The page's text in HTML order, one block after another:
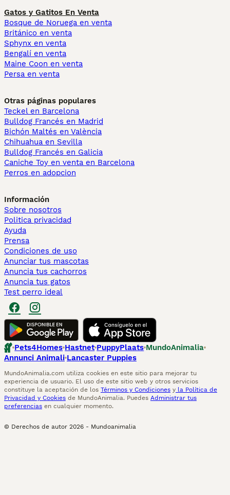
Gatos y Gatitos En Venta
Bosque de Noruega en venta
Británico en venta
Sphynx en venta
Bengalí en venta
Maine Coon en venta
Persa en venta
Otras páginas populares
Teckel en Barcelona
Bulldog Francés en Madrid
Bichón Maltés en València
Chihuahua en Sevilla
Bulldog Francés en Galicia
Caniche Toy en venta en Barcelona
Perros en adopcion
Información
Sobre nosotros
Politica privacidad
Ayuda
Prensa
Condiciones de uso
Anunciar tus mascotas
Anuncia tus cachorros
Anuncia tus gatos
Test perro ideal
Pets4Homes Hastnet PuppyPlaats MundoAnimalia
Annunci Animali Lancaster Puppies
MundoAnimalia.com utiliza cookies en este sitio para mejorar tu
experiencia de usuario. El uso de este sitio web y otros servicios
constituye la aceptación de los Términos y Condiciones y la Política de
Privacidad y Cookies de MundoAnimalia. Puedes Administrar tus
preferencias en cualquier momento.
© Derechos de autor 2026 - Mundoanimalia